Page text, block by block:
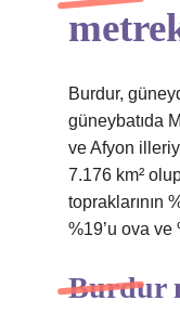
Burdur,
güneybatıda
ve Afyon
7.176 km²
topraklarının
%19’u ova ve
Burdur